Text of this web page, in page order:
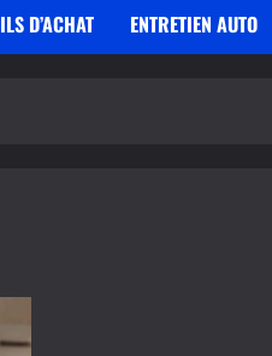
D’ACHAT ENTRETIEN AUTO